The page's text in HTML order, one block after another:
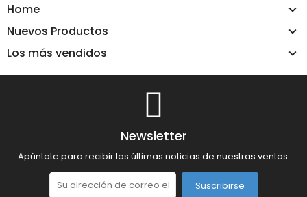
Home
Nuevos Productos
Los más vendidos
Newsletter
Apúntate para recibir las últimas noticias de nuestras ventas.
Suscribirse